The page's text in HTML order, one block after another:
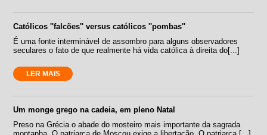
Católicos ''falcões'' versus católicos ''pombas''
É uma fonte interminável de assombro para alguns observadores
seculares o fato de que realmente há vida católica à direita do[...]
LER MAIS
Um monge grego na cadeia, em pleno Natal
Preso na Grécia o abade do mosteiro mais importante da sagrada